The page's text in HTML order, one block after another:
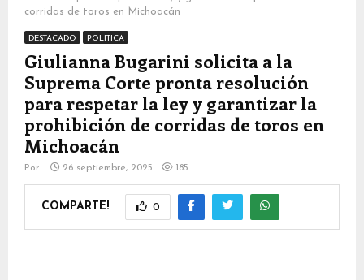
corridas de toros en Michoacán
DESTACADO POLITICA
Giulianna Bugarini solicita a la
Suprema Corte pronta resolución
para respetar la ley y garantizar la
prohibición de corridas de toros en
Michoacán
Por 26 septiembre, 2025 185
COMPARTE! 0